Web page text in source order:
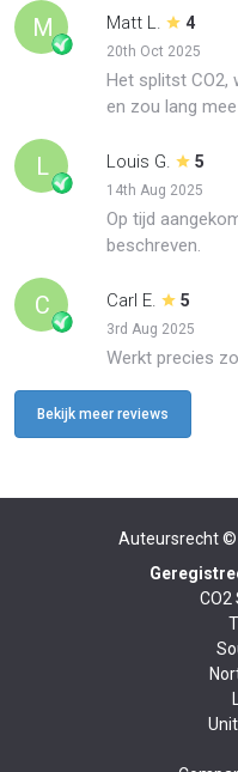
M Matt L. 4
20th Oct 2025
Het splitst CO2,
en zou lang
L Louis G. 5
14th Aug 2025
Op tijd
beschreven.
C Carl E. 5
3rd Aug 2025
Werkt precies
Bekijk meer reviews
Auteursrecht ©